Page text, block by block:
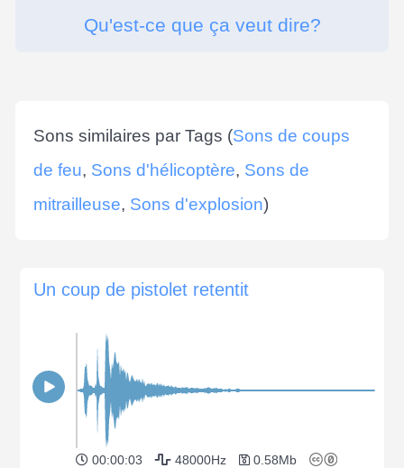
Qu'est-ce que ça veut dire?
Sons similaires par Tags (Sons de coups
de feu, Sons d'hélicoptère, Sons de
mitrailleuse, Sons d'explosion)
Un coup de pistolet retentit
00:00:03 48000Hz 0.58Mb